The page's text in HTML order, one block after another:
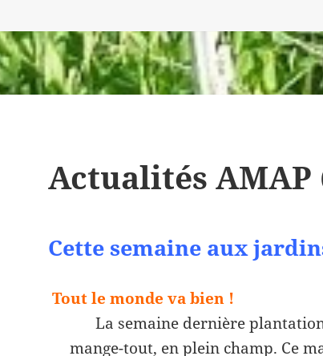
Actualités AMAP
Cette semaine aux
Tout le monde va bien !
La semaine dernière plantation
mange-tout, en plein champ. Ce